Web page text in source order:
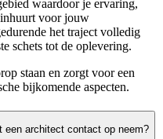
waardoor je ervaring,
voor jouw
het traject volledig
schets tot de oplevering.
staan en zorgt voor een
bijkomende aspecten.
een architect contact op neem?